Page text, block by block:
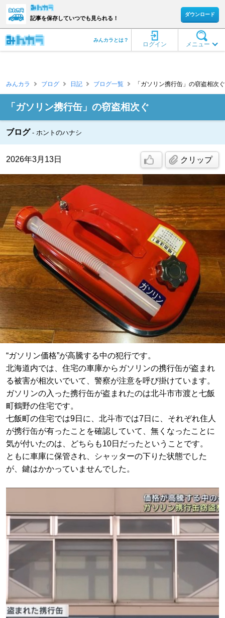
記事を保存していつでも見られる！
ダウンロード
メニュー
ログイン
みんカラとは？
みんカラ ブログ 日記 ブログ一覧 「ガソリン携行缶」の窃盗相次
「ガソリン携行缶」の窃盗相次ぐ
ブログ ホントのハナシ
2026年3月13日 クリップ
“ガソリン価格”が高騰する中の犯行です。
北海道内では、住宅の車庫からガソリンの携行缶が盗まれ
る被害が相次いでいて、警察が注意を呼び掛けています。
ガソリンの入った携行缶が盗まれたのは北斗市市渡と七飯
町鶴野の住宅です。
七飯町の住宅では9日に、北斗市では7日に、それぞれ住人
が携行缶が有ったことを確認していて、無くなったことに
気が付いたのは、どちらも10日だったということです。
ともに車庫に保管され、シャッターの下りた状態でした
が、鍵はかかっていませんでした。